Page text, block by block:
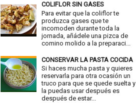
COLIFLOR SIN GASES
Para evitar que la coliflor te
produzca gases que te
incomoden durante toda la
jornada, añádele una pizca de
comino molido a la preparaci...
CONSERVAR LA PASTA COCIDA
Si haces mucha pasta y quieres
reservarla para otra ocasión un
truco para que se quede suelta y
la puedas usar después es
después de estar...